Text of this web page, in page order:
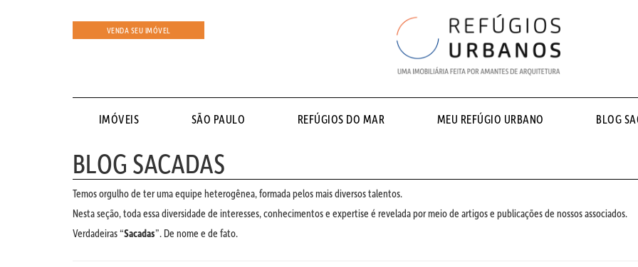
VENDA SEU IMÓVEL
IMÓVEIS SÃO PAULO REFÚGIOS DO MAR MEU REFÚGIO URBANO BLOG
BLOG SACADAS
Temos orgulho de ter uma equipe heterogênea, formada pelos mais diversos talentos.
Nesta seção, toda essa diversidade de interesses, conhecimentos e expertise é revelada por meio de artigos e publicações de nossos associados.
Verdadeiras “Sacadas”. De nome e de fato.